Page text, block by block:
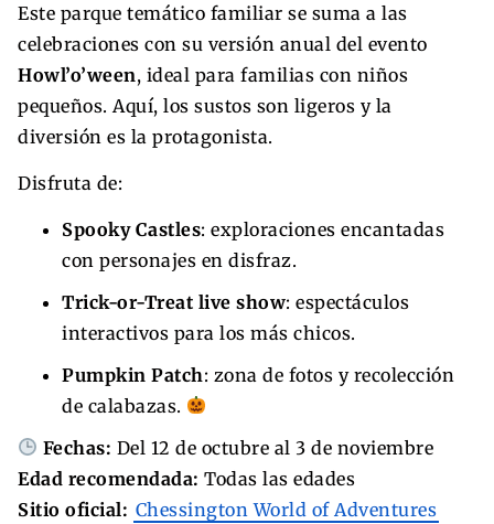
Este parque temático familiar se suma a las
celebraciones con su versión anual del evento
Howl’o’ween, ideal para familias con niños
pequeños. Aquí, los sustos son ligeros y la
diversión es la protagonista.
Disfruta de:
Spooky Castles: exploraciones encantadas
con personajes en disfraz.
Trick-or-Treat live show: espectáculos
interactivos para los más chicos.
Pumpkin Patch: zona de fotos y recolección
de calabazas.
Fechas: Del 12 de octubre al 3 de noviembre
Edad recomendada: Todas las edades
Sitio oficial: Chessington World of Adventures